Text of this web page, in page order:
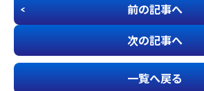
前の記事へ
次の記事へ
一覧へ戻る